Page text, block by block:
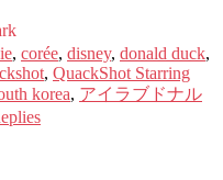
, corée, disney, donald duck,
, QuackShot Starring
korea, アイラブドナル